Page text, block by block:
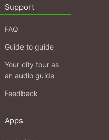
Support
FAQ
Guide to guide
Your city tour as
an audio guide
Feedback
Apps